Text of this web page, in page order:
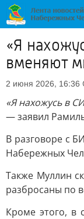
«Я
вменяют
2 июня 2026, 16:36
«Я нахожусь в
— заявил
В разговоре с
Набережных
Также Муллин
разбросаны по
Кроме этого, в